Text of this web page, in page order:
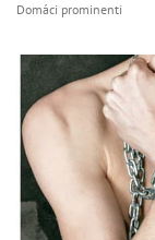
Domáci prominenti